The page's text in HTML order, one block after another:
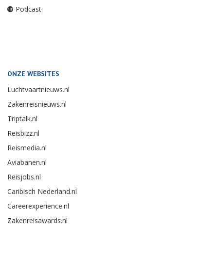
Podcast
ONZE WEBSITES
Luchtvaartnieuws.nl
Zakenreisnieuws.nl
Triptalk.nl
Reisbizz.nl
Reismedia.nl
Aviabanen.nl
Reisjobs.nl
Caribisch Nederland.nl
Careerexperience.nl
Zakenreisawards.nl